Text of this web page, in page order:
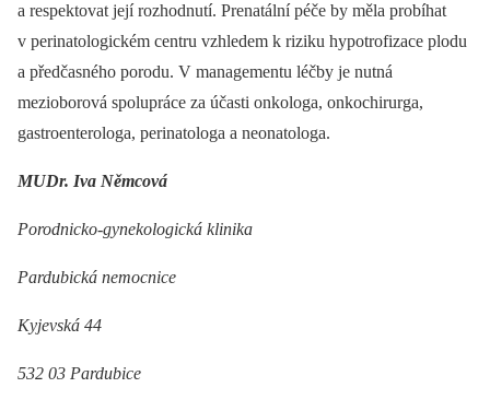
a respektovat její rozhodnutí. Prenatální péče by měla probíhat
v perinatologickém centru vzhledem k riziku hypotrofizace plodu
a předčasného porodu. V managementu léčby je nutná
mezioborová spolupráce za účasti onkologa, onkochirurga,
gastroenterologa, perinatologa a neonatologa.
MUDr. Iva Němcová
Porodnicko-gynekologická klinika
Pardubická nemocnice
Kyjevská 44
532 03 Pardubice